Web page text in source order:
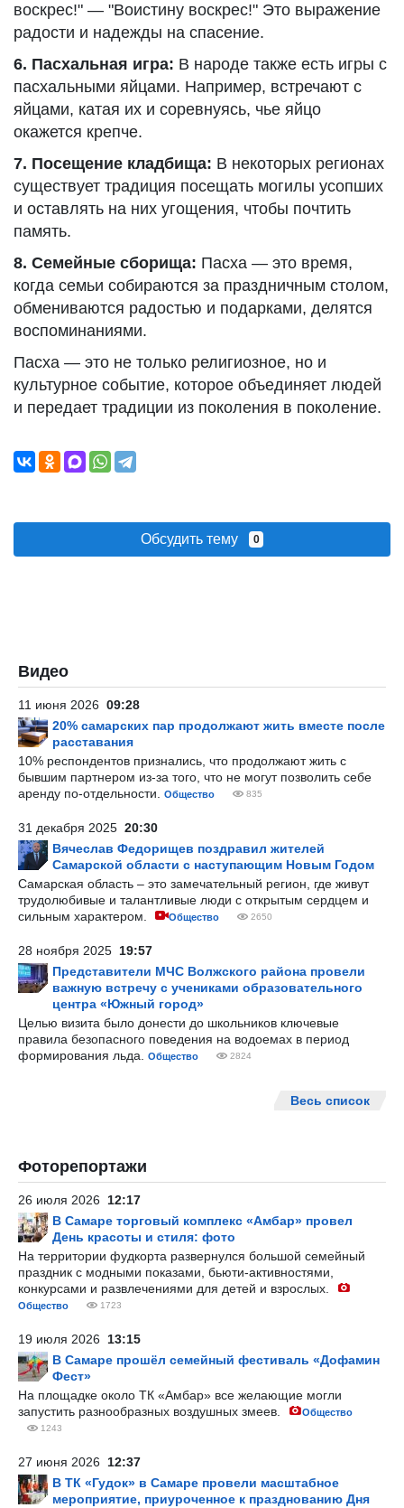
воскрес!" — "Воистину воскрес!" Это выражение
радости и надежды на спасение.
6. Пасхальная игра: В народе также есть игры с
пасхальными яйцами. Например, встречают с
яйцами, катая их и соревнуясь, чье яйцо
окажется крепче.
7. Посещение кладбища: В некоторых регионах
существует традиция посещать могилы усопших
и оставлять на них угощения, чтобы почтить
память.
8. Семейные сборища: Пасха — это время,
когда семьи собираются за праздничным столом,
обмениваются радостью и подарками, делятся
воспоминаниями.
Пасха — это не только религиозное, но и
культурное событие, которое объединяет людей
и передает традиции из поколения в поколение.
Обсудить тему 0
Видео
11 июня 2026 09:28
20% самарских пар продолжают жить вместе после
расставания
10% респондентов признались, что продолжают жить с
бывшим партнером из-за того, что не могут позволить себе
аренду по-отдельности.
Общество 835
31 декабря 2025 20:30
Вячеслав Федорищев поздравил жителей
Самарской области с наступающим Новым Годом
Самарская область – это замечательный регион, где живут
трудолюбивые и талантливые люди с открытым сердцем и
сильным характером.
Общество 2650
28 ноября 2025 19:57
Представители МЧС Волжского района провели
важную встречу с учениками образовательного
центра «Южный город»
Целью визита было донести до школьников ключевые
правила безопасного поведения на водоемах в период
формирования льда.
Общество 2824
Весь список
Фоторепортажи
26 июля 2026 12:17
В Самаре торговый комплекс «Амбар» провел
День красоты и стиля: фото
На территории фудкорта развернулся большой семейный
праздник с модными показами, бьюти-активностями,
конкурсами и развлечениями для детей и взрослых.
Общество 1723
19 июля 2026 13:15
В Самаре прошёл семейный фестиваль «Дофамин
Фест»
На площадке около ТК «Амбар» все желающие могли
запустить разнообразных воздушных змеев.
Общество
1243
27 июня 2026 12:37
В ТК «Гудок» в Самаре провели масштабное
мероприятие, приуроченное к празднованию Дня